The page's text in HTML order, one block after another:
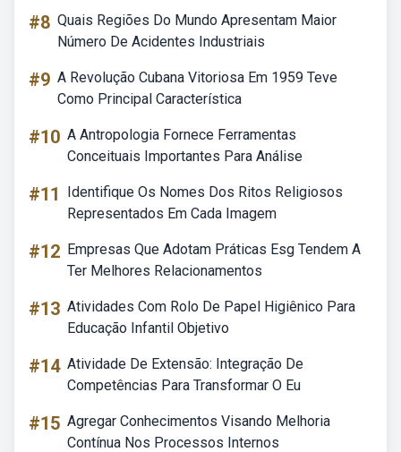
#8 Quais Regiões Do Mundo Apresentam Maior
Número De Acidentes Industriais
#9 A Revolução Cubana Vitoriosa Em 1959 Teve
Como Principal Característica
#10 A Antropologia Fornece Ferramentas
Conceituais Importantes Para Análise
#11
Identifique Os Nomes Dos Ritos Religiosos
Representados Em Cada Imagem
#12 Empresas Que Adotam Práticas Esg Tendem A
Ter Melhores Relacionamentos
#13 Atividades Com Rolo De Papel Higiênico Para
Educação Infantil Objetivo
#14 Atividade De Extensão: Integração De
Competências Para Transformar O Eu
#15 Agregar Conhecimentos Visando Melhoria
Contínua Nos Processos Internos